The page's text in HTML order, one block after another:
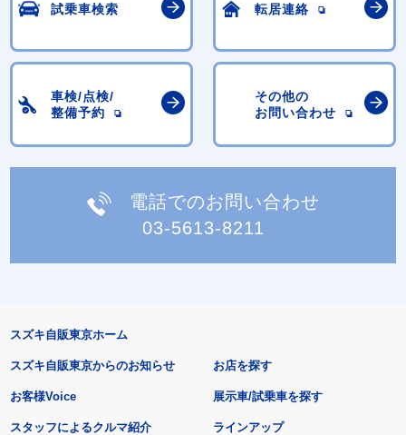
試乗車検索 転居連絡
車検/点検/
整備予約
その他の
お問い合わせ
電話でのお問い合わせ
03-5613-8211
スズキ自販東京ホーム
スズキ自販東京からのお知らせ
お客様Voice
スタッフによるクルマ紹介
お店を探す
展示車/試乗車を探す
ラインアップ